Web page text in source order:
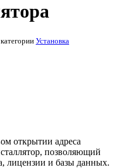
Установка
открытии адреса
позволяющий
лицензии и базы данных.